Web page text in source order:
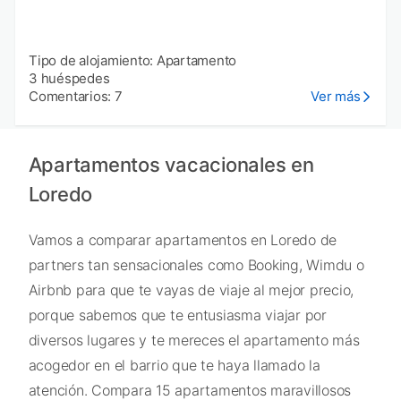
Tipo de alojamiento: Apartamento
3 huéspedes
Comentarios: 7
Ver más
Apartamentos vacacionales en
Loredo
Vamos a comparar apartamentos en Loredo de
partners tan sensacionales como Booking, Wimdu o
Airbnb para que te vayas de viaje al mejor precio,
porque sabemos que te entusiasma viajar por
diversos lugares y te mereces el apartamento más
acogedor en el barrio que te haya llamado la
atención. Compara 15 apartamentos maravillosos